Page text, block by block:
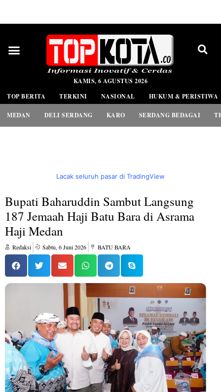
KAMIS, 6 AGUSTUS 2026
TOP BERITA
TERKINI NASIONAL HUKUM & PERISTIWA
MEDAN DELI SERDANG KARO SERDANG BEDAGAI
Lacak seluruh pasar di TradingView
Bupati Baharuddin Sambut Langsung
187 Jemaah Haji Batu Bara di Asrama
Haji Medan
Redaksi Sabtu, 6 Juni 2026 BATU BARA